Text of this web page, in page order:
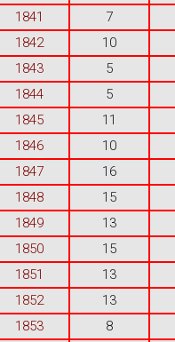
1841
7
1842
10
1843
5
1844
5
1845
11
1846
10
1847
16
1848
15
1849
13
1850
15
1851
13
1852
13
1853
8